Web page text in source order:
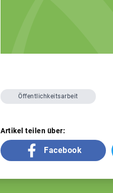
Öffentlichkeitsarbeit
Artikel teilen über:
Facebook